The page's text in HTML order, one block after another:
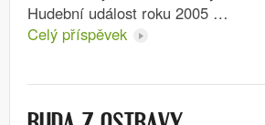
Hudební událost roku 2005 …
Celý příspěvek